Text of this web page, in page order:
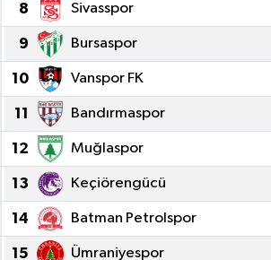
8 Sivasspor
9 Bursaspor
10 Vanspor FK
11 Bandırmaspor
12 Muğlaspor
13 Keçiörengücü
14 Batman Petrolspor
15 Ümraniyespor